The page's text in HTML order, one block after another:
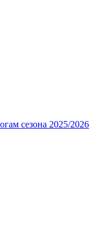
сезона 2025/2026